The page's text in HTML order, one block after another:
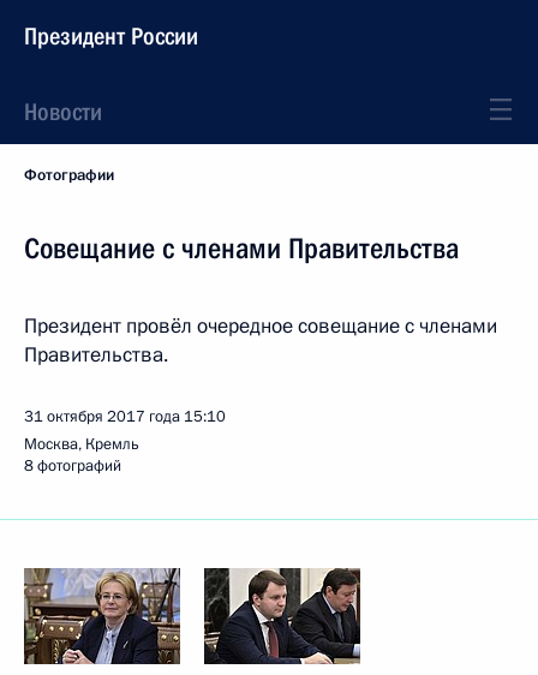
Президент России
Новости
Фотографии
Совещание с членами Правительства
Президент провёл очередное совещание с членами
Правительства.
31 октября 2017 года 15:10
Москва, Кремль
8 фотографий